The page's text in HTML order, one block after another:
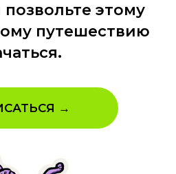
этому
путешествию
→